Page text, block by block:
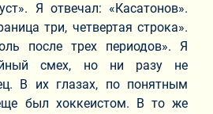
Я отвечал: «Касатонов».
три, четвертая строка».
после трех периодов». Я
смех, но ни разу не
В их глазах, по понятным
был хоккеистом. В то же